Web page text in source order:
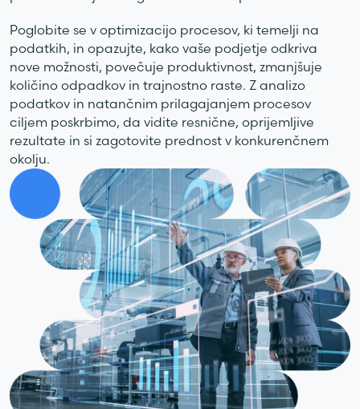
Poglobite se v optimizacijo procesov, ki temelji na
podatkih, in opazujte, kako vaše podjetje odkriva
nove možnosti, povečuje produktivnost, zmanjšuje
količino odpadkov in trajnostno raste. Z analizo
podatkov in natančnim prilagajanjem procesov
ciljem poskrbimo, da vidite resnične, oprijemljive
rezultate in si zagotovite prednost v konkurenčnem
okolju.